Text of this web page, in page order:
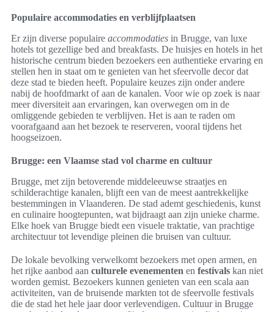
Populaire accommodaties en verblijfplaatsen
Er zijn diverse populaire accommodaties in Brugge, van luxe
hotels tot gezellige bed and breakfasts. De huisjes en hotels in het
historische centrum bieden bezoekers een authentieke ervaring en
stellen hen in staat om te genieten van het sfeervolle decor dat
deze stad te bieden heeft. Populaire keuzes zijn onder andere
nabij de hoofdmarkt of aan de kanalen. Voor wie op zoek is naar
meer diversiteit aan ervaringen, kan overwegen om in de
omliggende gebieden te verblijven. Het is aan te raden om
voorafgaand aan het bezoek te reserveren, vooral tijdens het
hoogseizoen.
Brugge: een Vlaamse stad vol charme en cultuur
Brugge, met zijn betoverende middeleeuwse straatjes en
schilderachtige kanalen, blijft een van de meest aantrekkelijke
bestemmingen in Vlaanderen. De stad ademt geschiedenis, kunst
en culinaire hoogtepunten, wat bijdraagt aan zijn unieke charme.
Elke hoek van Brugge biedt een visuele traktatie, van prachtige
architectuur tot levendige pleinen die bruisen van cultuur.
De lokale bevolking verwelkomt bezoekers met open armen, en
het rijke aanbod aan culturele evenementen en festivals kan niet
worden gemist. Bezoekers kunnen genieten van een scala aan
activiteiten, van de bruisende markten tot de sfeervolle festivals
die de stad het hele jaar door verlevendigen. Cultuur in Brugge